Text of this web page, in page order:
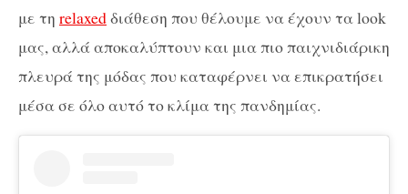
με τη relaxedδιάθεση που θέλουμε να έχουν τα look
μας, αλλά αποκαλύπτουν και μια πιο παιχνιδιάρικη
πλευρά της μόδας που καταφέρνει να επικρατήσει
μέσα σε όλο αυτό το κλίμα της πανδημίας.